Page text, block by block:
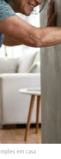
em casa